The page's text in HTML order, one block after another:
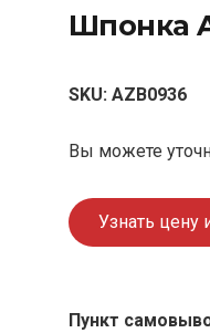
Шпонка
SKU: AZB0936
Вы можете
Узнать цену
Пункт